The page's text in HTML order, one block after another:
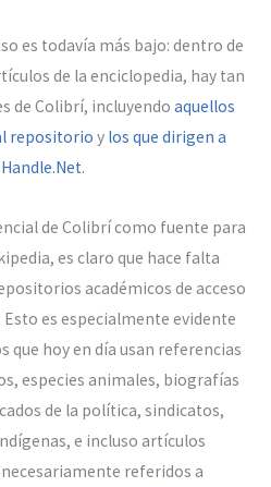
es todavía más bajo: dentro de
de la enciclopedia, hay tan
de Colibrí, incluyendo aquellos
repositorio y los que dirigen a
.
de Colibrí como fuente para
es claro que hace falta
académicos de acceso
es especialmente evidente
que hoy en día usan referencias
especies animales, biografías
de la política, sindicatos,
e incluso artículos
referidos a